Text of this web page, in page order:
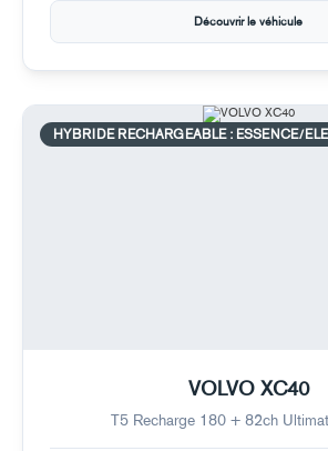
Découvrir le véhicule
HYBRIDE RECHARGEABLE : ESSENCE/
VOLVO XC40
T5 Recharge 180 + 82ch